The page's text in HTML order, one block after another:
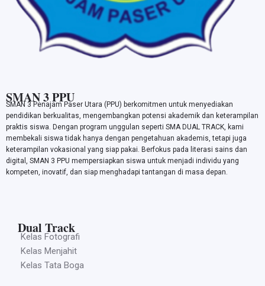
SMAN 3 PPU
SMAN 3 Penajam Paser Utara (PPU) berkomitmen untuk menyediakan
pendidikan berkualitas, mengembangkan potensi akademik dan keterampilan
praktis siswa. Dengan program unggulan seperti SMA DUAL TRACK, kami
membekali siswa tidak hanya dengan pengetahuan akademis, tetapi juga
keterampilan vokasional yang siap pakai. Berfokus pada literasi sains dan
digital, SMAN 3 PPU mempersiapkan siswa untuk menjadi individu yang
kompeten, inovatif, dan siap menghadapi tantangan di masa depan.
Dual Track
Kelas Fotografi
Kelas Menjahit
Kelas Tata Boga